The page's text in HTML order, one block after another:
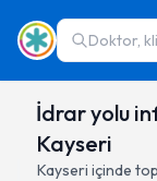
Doktor,
İdrar yolu
Kayseri
Kayseri içinde